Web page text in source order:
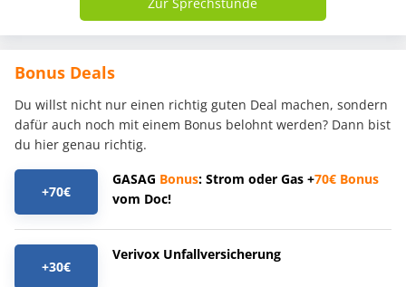
Bonus Deals
Du willst nicht nur einen richtig guten Deal machen, sondern
dafür auch noch mit einem Bonus belohnt werden? Dann bist
du hier genau richtig.
+70€
GASAG Bonus: Strom oder Gas +70€ Bonus
vom Doc!
+30€
Verivox Unfallversicherung